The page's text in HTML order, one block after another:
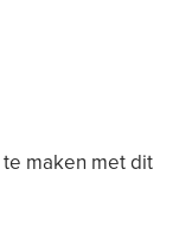
te maken met dit